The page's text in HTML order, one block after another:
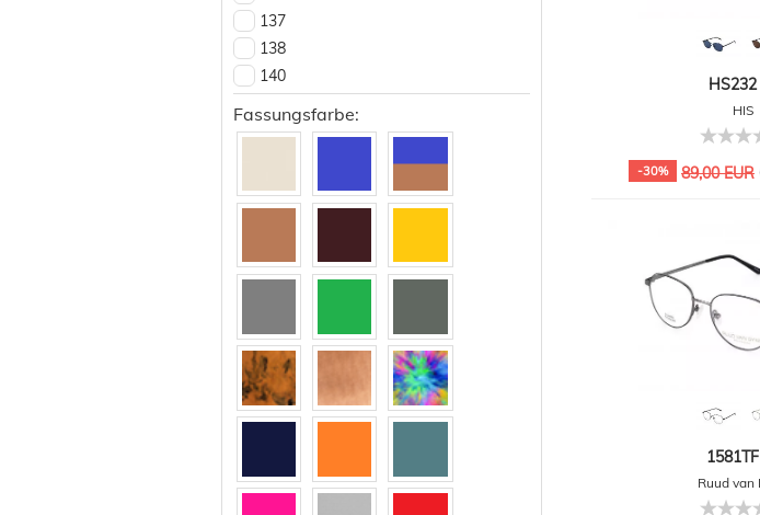
HS232
HIS
-30% 89,00 EUR
Ruud van
Hechter Paris
HIS
HIS POL
Ic! Berlin
JB By Jerome Boateng
Red Bull Spect Eyewear
Ruud van Dyke
Titan Flex
Vienna Design
Von Bogen
137
138
140
145
Fassungsfarbe: